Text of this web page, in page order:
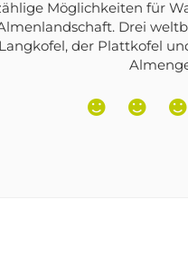
und Stauseen
ist der Zogglersee.
ein schöner